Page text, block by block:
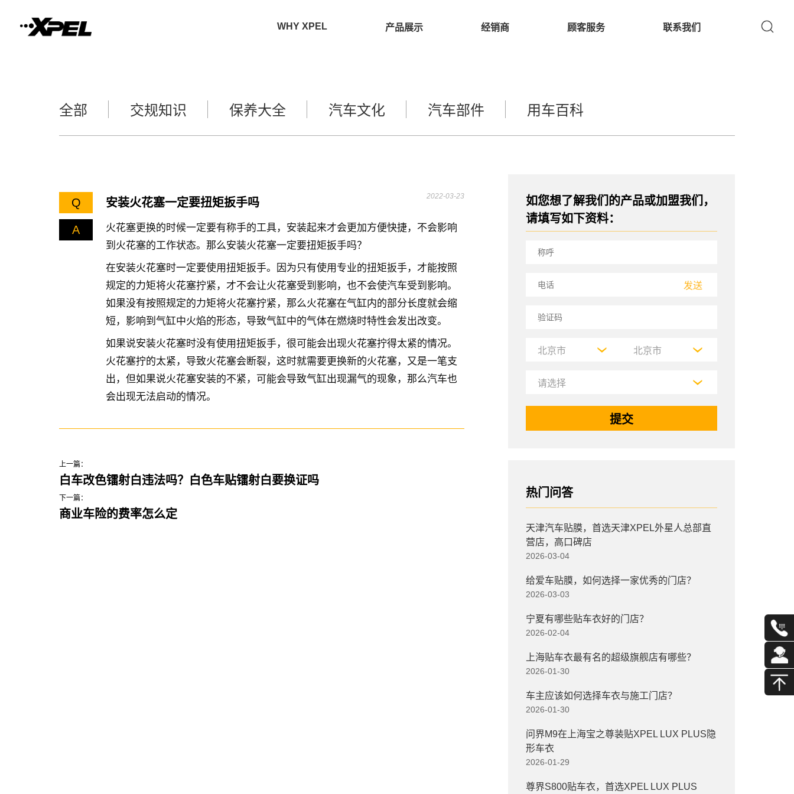
WHY XPEL 产品展示 经销商 顾客服务 联系我们
全部 交规知识 保养大全 汽车文化 汽车部件 用车百科
Q 安装火花塞一定要扭矩扳手吗 2022-03-23
A
火花塞更换的时候一定要有称手的工具，安装起来才会更加方便快捷，不会影响
到火花塞的工作状态。那么安装火花塞一定要扭矩扳手吗？
在安装火花塞时一定要使用扭矩扳手。因为只有使用专业的扭矩扳手，才能按照
规定的力矩将火花塞拧紧，才不会让火花塞受到影响，也不会使汽车受到影响。
如果没有按照规定的力矩将火花塞拧紧，那么火花塞在气缸内的部分长度就会缩
短，影响到气缸中火焰的形态，导致气缸中的气体在燃烧时特性会发出改变。
如果说安装火花塞时没有使用扭矩扳手，很可能会出现火花塞拧得太紧的情况。
火花塞拧的太紧，导致火花塞会断裂，这时就需要更换新的火花塞，又是一笔支
出，但如果说火花塞安装的不紧，可能会导致气缸出现漏气的现象，那么汽车也
会出现无法启动的情况。
上一篇：
白车改色镭射白违法吗？白色车贴镭射白要换证吗
下一篇：
商业车险的费率怎么定
如您想了解我们的产品或加盟我们，
请填写如下资料：
发送
热门问答
天津汽车贴膜，首选天津XPEL外星人总部直
营店，高口碑店
2026-03-04
给爱车贴膜，如何选择一家优秀的门店？
2026-03-03
宁夏有哪些贴车衣好的门店？
2026-02-04
上海贴车衣最有名的超级旗舰店有哪些？
2026-01-30
车主应该如何选择车衣与施工门店？
2026-01-30
问界M9在上海宝之尊装贴XPEL LUX PLUS隐
形车衣
2026-01-29
尊界S800贴车衣，首选XPEL LUX PLUS